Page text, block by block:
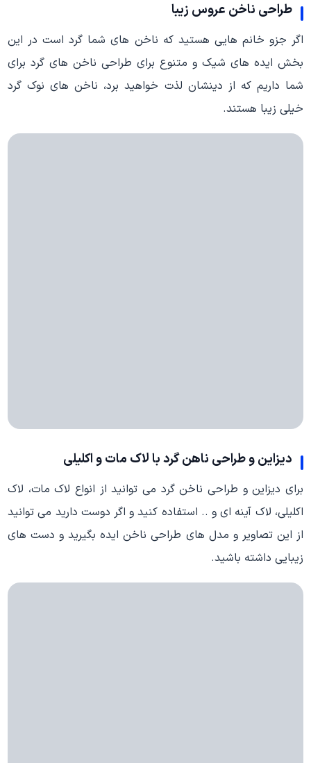
طراحی ناخن عروس زیبا
اگر جزو خانم هایی هستید که ناخن های شما گرد است در این
بخش ایده های شیک و متنوع برای طراحی ناخن های گرد برای
شما داریم که از دینشان لذت خواهید برد، ناخن های نوک گرد
خیلی زیبا هستند.
دیزاین و طراحی ناهن گرد با لاک مات و اکلیلی
برای دیزاین و طراحی ناخن گرد می توانید از انواع لاک مات، لاک
اکلیلی، لاک آینه ای و .. استفاده کنید و اگر دوست دارید می توانید
از این تصاویر و مدل های طراحی ناخن ایده بگیرید و دست های
زیبایی داشته باشید.